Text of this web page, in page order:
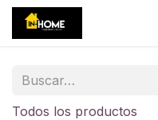
Ir al contenido
Todos los productos